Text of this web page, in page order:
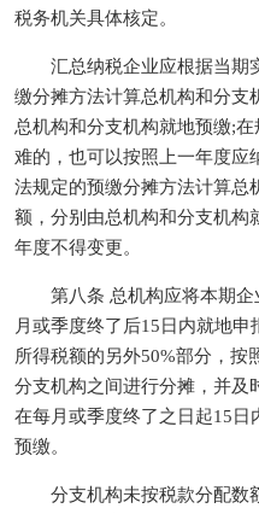
税务机关具体核定。
汇总纳税企业应根据当期
缴分摊方法计算总机构和分支
总机构和分支机构就地预缴;
难的，也可以按照上一年度应
法规定的预缴分摊方法计算总
额，分别由总机构和分支机构
年度不得变更。
第八条 总机构应将本期企
月或季度终了后15日内就地
所得税额的另外50%部分，按
分支机构之间进行分摊，并及
在每月或季度终了之日起15日
预缴。
分支机构未按税款分配数